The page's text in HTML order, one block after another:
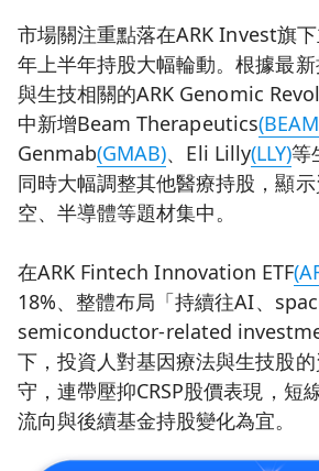
市場關注重點落在ARK Invest旗
年上半年持股大幅輪動。根據最
與生技相關的ARK Genomic
中新增Beam Therapeutics
Genmab(GMAB)、Eli Lilly(LLY)等
同時大幅調整其他醫療持股，顯
空、半導體等題材集中。
在ARK Fintech Innovation ETF
18%、整體布局「持續往AI、
semiconductor-related
下，投資人對基因療法與生技股
守，連帶壓抑CRSP股價表現，短
流向與後續基金持股變化為宜。